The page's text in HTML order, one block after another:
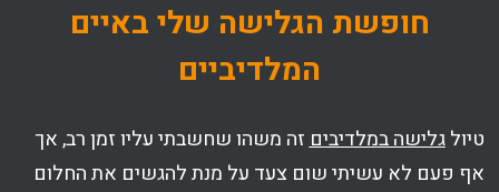
חופשת הגלישה שלי באיים
המלדיביים
טיולגלישה במלדיביםזה משהו שחשבתי עליו זמן רב, אך
אף פעם לא עשיתי שום צעד על מנת להגשים את החלום